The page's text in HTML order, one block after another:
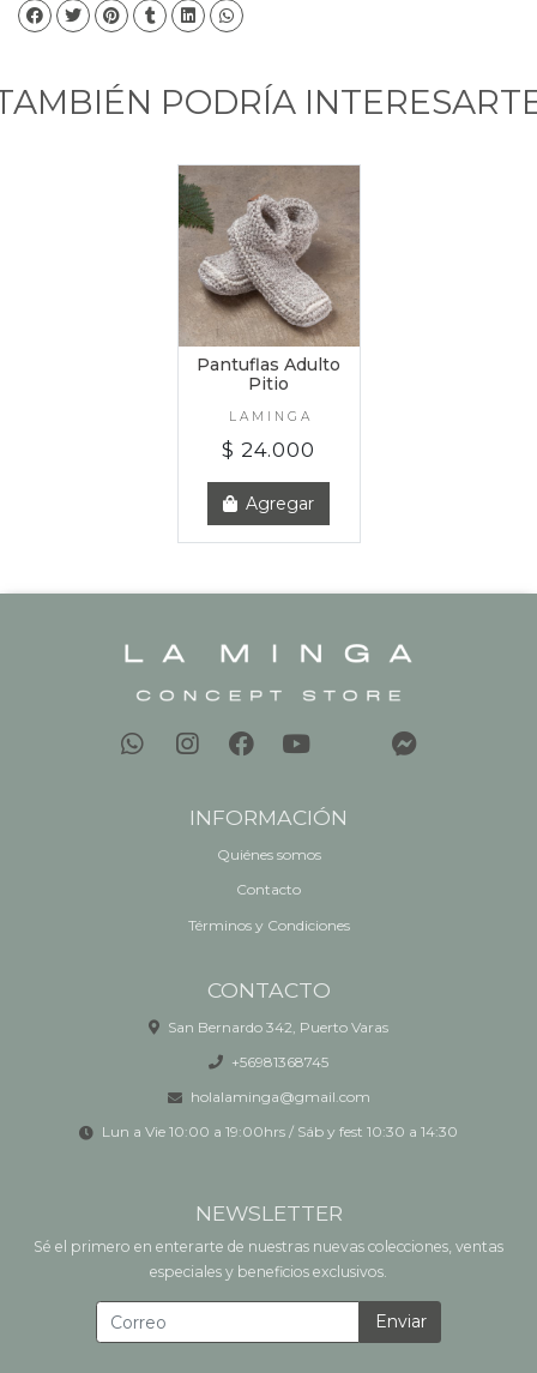
PODRÍA
Pantuflas Adulto
Pitio
L A M I N G A
$ 24.000
Agregar
INFORMACIÓN
Quiénes somos
Contacto
Términos y Condiciones
CONTACTO
San Bernardo 342, Puerto Varas
+56981368745
holalaminga@gmail.com
Lun a Vie 10:00 a 19:00hrs / Sáb y fest 10:30 a 14:30
NEWSLETTER
Sé el primero en enterarte de nuestras nuevas colecciones, ventas
especiales y beneficios exclusivos.
Enviar